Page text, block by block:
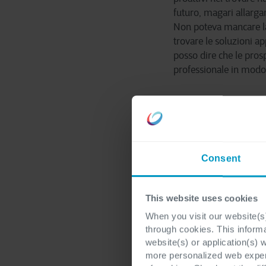
Consent
This website uses cookies
When you visit our
through cookies. This
website(s) or application(s)
more personalized web
futuro, magari
Non poteva mancare
trovare le soluzioni
posso dire che le
professionale in
Graduation
cambiamento.”
MDA
Una sfida che